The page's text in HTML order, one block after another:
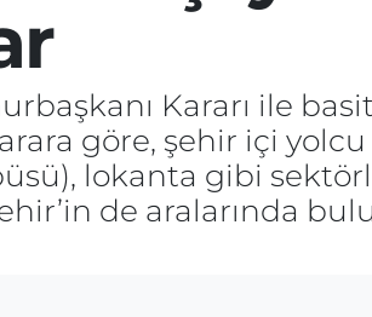
Kararı ile
göre, şehir içi yolcu
lokanta gibi
de aralarında